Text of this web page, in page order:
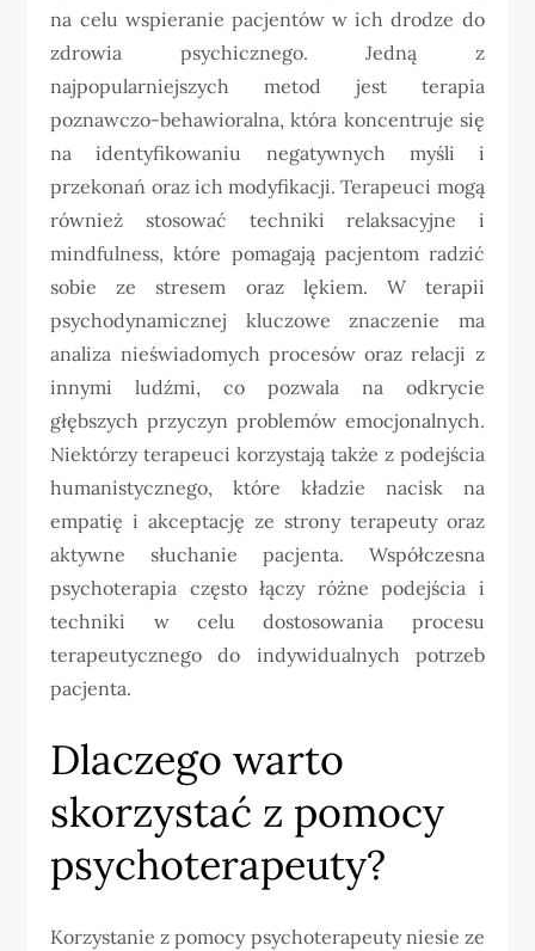
na celu wspieranie pacjentów w ich drodze do
zdrowia psychicznego. Jedną z
najpopularniejszych metod jest terapia
poznawczo-behawioralna, która koncentruje się
na identyfikowaniu negatywnych myśli i
przekonań oraz ich modyfikacji. Terapeuci mogą
również stosować techniki relaksacyjne i
mindfulness, które pomagają pacjentom radzić
sobie ze stresem oraz lękiem. W terapii
psychodynamicznej kluczowe znaczenie ma
analiza nieświadomych procesów oraz relacji z
innymi ludźmi, co pozwala na odkrycie
głębszych przyczyn problemów emocjonalnych.
Niektórzy terapeuci korzystają także z podejścia
humanistycznego, które kładzie nacisk na
empatię i akceptację ze strony terapeuty oraz
aktywne słuchanie pacjenta. Współczesna
psychoterapia często łączy różne podejścia i
techniki w celu dostosowania procesu
terapeutycznego do indywidualnych potrzeb
pacjenta.
Dlaczego warto
skorzystać z pomocy
psychoterapeuty?
Korzystanie z pomocy psychoterapeuty niesie ze